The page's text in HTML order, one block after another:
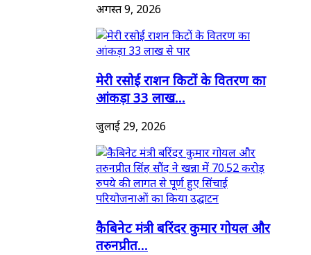
अगस्त 9, 2026
मेरी रसोई राशन किटों के वितरण का
आंकड़ा 33 लाख...
जुलाई 29, 2026
कैबिनेट मंत्री बरिंदर कुमार गोयल और
तरुनप्रीत...